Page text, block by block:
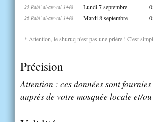
25 Rabi' al-awwal 1448 Lundi 7 septembre
26 Rabi' al-awwal 1448 Mardi 8 septembre
* Attention, le shuruq n'est pas une prière ! C'est
Précision
Attention : ces données sont
auprès de votre mosquée locale et/